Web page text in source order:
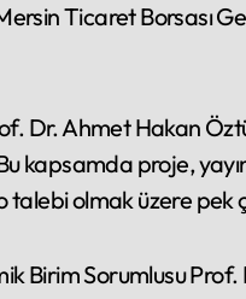
Ticaret Borsası
Dr. Ahmet Hakan
Bu kapsamda proje,
olmak üzere pek
Birim Sorumlusu